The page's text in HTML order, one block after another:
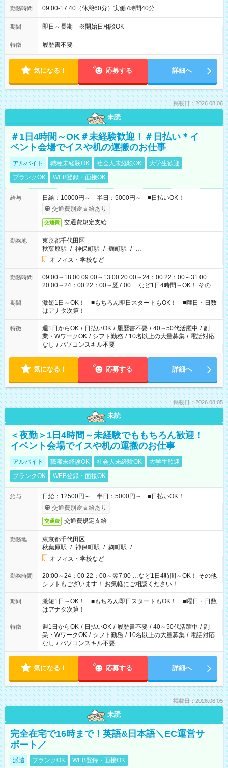
勤務時間 09:00-17:40（休憩60分）実働7時間40分
期間 即日～長期 ※開始日相談OK
特徴 履歴書不要
気になる！ 応募する 詳細へ
掲載日：2026.08.06
未読
＃1日4時間～OK＃未経験歓迎！＃日払い＊イ
ベント会場でイスや机の運搬のお仕事
アルバイト 職種未経験OK 社会人未経験OK
大学生歓迎
ブランクOK
WEB登録・面接OK
給与
日給：10000円～ 半日：5000円～ ■日払いOK！
交通費別途支給あり
交通費 交通費規定支給
勤務地
東京都千代田区
秋葉原駅 / 神保町駅 / 麹町駅 / …
オフィス・学校など
勤務時間
09:00～18:00 09:00～13:00 20:00～24：00 22：00～31:00
20:00～24：00 22：00～翌7:00 …など1日4時間～OK！ その他
シフトもございます！ お気軽にご相談ください！
期間
激短1日～OK！ ■もちろん即日スタートもOK！ ■曜日・日数
はアナタ次第！
特徴 週1日からOK / 日払いOK / 履歴書不要 / 40～50代活躍中 / 副
業・WワークOK / シフト勤務 / 10名以上の大量募集 / 電話対応
なし / パソコンスキル不要
気になる！ 応募する 詳細へ
掲載日：2026.08.05
未読
＜夜勤＞1日4時間～未経験でももちろん歓迎！
イベント会場でイスや机の運搬のお仕事
アルバイト 職種未経験OK 社会人未経験OK
大学生歓迎
ブランクOK
WEB登録・面接OK
給与
日給：12500円～ 半日：5000円～ ■日払いOK！
交通費別途支給あり
交通費 交通費規定支給
勤務地
東京都千代田区
秋葉原駅 / 神保町駅 / 麹町駅 / …
オフィス・学校など
勤務時間
20:00～24：00 22：00～翌7:00 …など1日4時間～OK！ その他
シフトもございます！ お気軽にご相談ください！
期間
激短1日～OK！ ■もちろん即日スタートもOK！ ■曜日・日数
はアナタ次第！
特徴 週1日からOK / 日払いOK / 履歴書不要 / 40～50代活躍中 / 副
業・WワークOK / シフト勤務 / 10名以上の大量募集 / 電話対応
なし / パソコンスキル不要
気になる！ 応募する 詳細へ
掲載日：2026.08.05
未読
完全在宅で16時まで！英語&日本語＼EC運営サ
ポート／
派遣 ブランクOK WEB登録・面接OK